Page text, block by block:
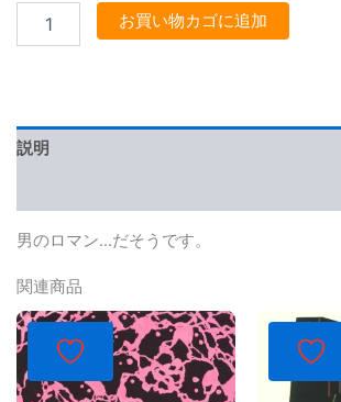
お買い物カゴに追加
説明
男のロマン…だそうです。
関連商品